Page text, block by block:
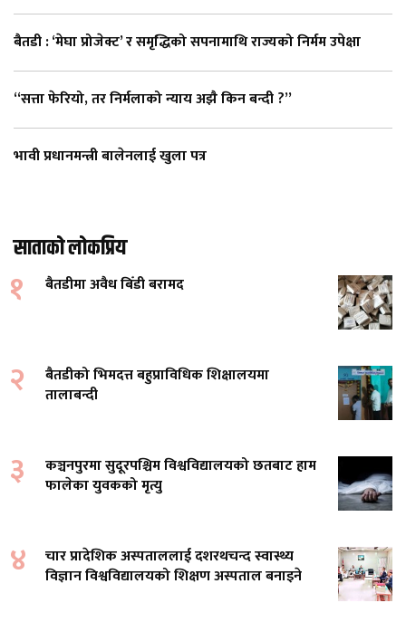
बैतडी : ‘मेघा प्रोजेक्ट’ र समृद्धिको सपनामाथि राज्यको निर्मम उपेक्षा
“सत्ता फेरियो, तर निर्मलाको न्याय अझै किन बन्दी ?”
भावी प्रधानमन्त्री बालेनलाई खुला पत्र
साताको लोकप्रिय
१ बैतडीमा अवैध बिँडी बरामद
२
बैतडीको भिमदत्त बहुप्राविधिक शिक्षालयमा
तालाबन्दी
३
कञ्चनपुरमा सुदूरपश्चिम विश्वविद्यालयको छतबाट हाम
फालेका युवकको मृत्यु
४
चार प्रादेशिक अस्पताललाई दशरथचन्द स्वास्थ्य
विज्ञान विश्वविद्यालयको शिक्षण अस्पताल बनाइने